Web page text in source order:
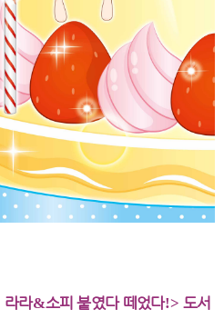
라라&소피 붙였다 떼었다!> 도서